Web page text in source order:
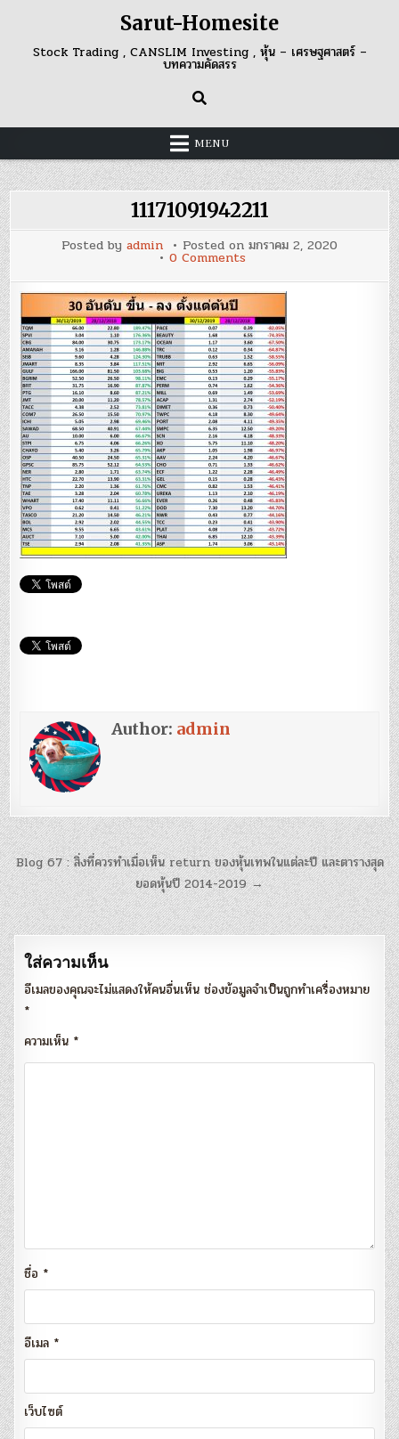
content
Sarut-Homesite
Stock Trading , CANSLIM Investing , หุ้น – เศรษฐศาสตร์ –
บทความคัดสรร
MENU
11171091942211
Posted by admin Posted on มกราคม 2, 2020
0 Commentson
Author: admin
แนะแนว
เรื่อง
Blog 67 : สิ่งที่ควรทำเมื่อเห็น return ของหุ้นเทพในแต่ละปี และตารางสุด
ยอดหุ้นปี 2014-2019 →
ใส่ความเห็น
อีเมลของคุณจะไม่แสดงให้คนอื่นเห็น ช่องข้อมูลจำเป็นถูกทำเครื่องหมาย
*
ความเห็น *
ชื่อ *
อีเมล *
เว็บไซต์